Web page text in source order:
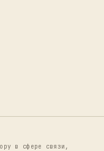
в сфере связи,